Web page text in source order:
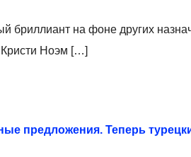
бриллиант на фоне других
Кристи Ноэм […]
предложения. Теперь